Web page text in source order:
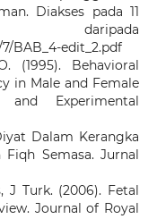
Diakses pada 11
daripada
BAB_4-edit_2.pdf
(1995). Behavioral
in Male and Female
and Experimental
Dalam Kerangka
Fiqh Semasa. Jurnal
J Turk. (2006). Fetal
Journal of Royal